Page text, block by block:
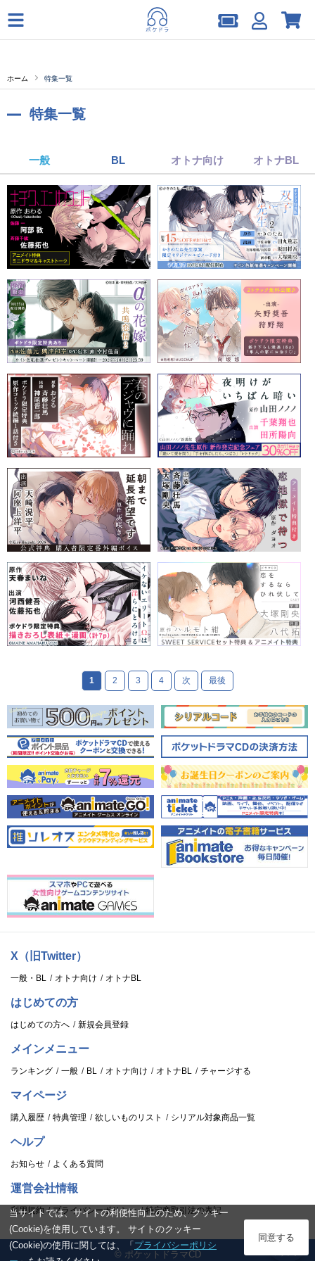
ホーム 特集一覧
特集一覧
一般 BL オトナ向け オトナBL
1 2 3 4 次 最後
X（旧Twitter）
一般・BL オトナ向け オトナBL
はじめての方
はじめての方へ 新規会員登録
メインメニュー
ランキング 一般 BL オトナ向け オトナBL チャージする
マイページ
購入履歴 特典管理 欲しいものリスト シリアル対象商品一覧
ヘルプ
お知らせ よくある質問
運営会社情報
利用規約 プライバシーポリシー 特定商取引法の表記
© ポケットドラマCD
当サイトでは、サイトの利便性向上のため、クッキー
(Cookie)を使用しています。 サイトのクッキー
(Cookie)の使用に関しては、「 プライバシーポリシ
同意する